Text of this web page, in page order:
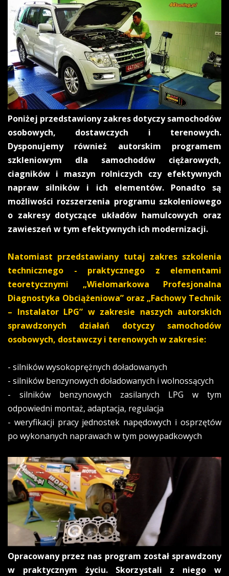
Poniżej przedstawiony zakres dotyczy samochodów
osobowych, dostawczych i terenowych.
Dysponujemy również autorskim programem
szkleniowym dla samochodów ciężarowych,
ciagników i maszyn rolniczych czy efektywnych
napraw silników i ich elementów. Ponadto są
możliwości rozszerzenia programu szkoleniowego
o zakresy dotyczące układów hamulcowych oraz
zawieszeń w tym efektywnych ich modernizacji.
Natomiast przedstawiany tutaj zakres szkolenia
technicznego - praktycznego z elementami
teoretycznymi „Wielomarkowa Profesjonalna
Diagnostyka Obciążeniowa” oraz „Fachowy Technik
– Instalator LPG” w zakresie naszych autorskich
sprawdzonych działań dotyczy samochodów
osobowych, dostawczy i terenowych w zakresie:
- silników wysokoprężnych doładowanych
- silników benzynowych doładowanych i wolnossących
- silników benzynowych zasilanych LPG w tym
odpowiedni montaż, adaptacja, regulacja
- weryfikacji pracy jednostek napędowych i osprzętów
po wykonanych naprawach w tym powypadkowych
Opracowany przez nas program został sprawdzony
w praktycznym życiu. Skorzystali z niego w